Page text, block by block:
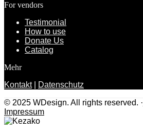
For vendors
Testimonial
How to use
Donate Us
Catalog
Mehr
Kontakt| Datenschutz
© 2025 WDesign. All rights reserved. ·
Impressum